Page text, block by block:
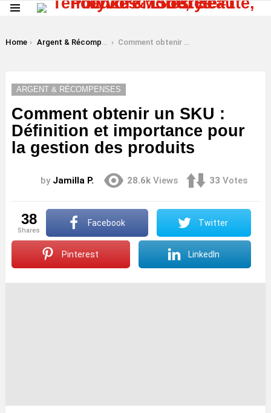
You are here:
Home Argent & Récompenses Comment obtenir un SKU : Définition et importance pour la gestion des produits
ARGENT & RÉCOMPENSES
Comment obtenir un SKU :
Définition et importance pour
la gestion des produits
by Jamilla P. 28.6k Views 33 Votes
38
shares
Facebook Twitter
Pinterest LinkedIn